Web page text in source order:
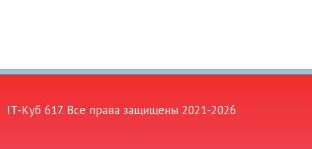
IT-Куб 617. Все права защищены 2021-2026